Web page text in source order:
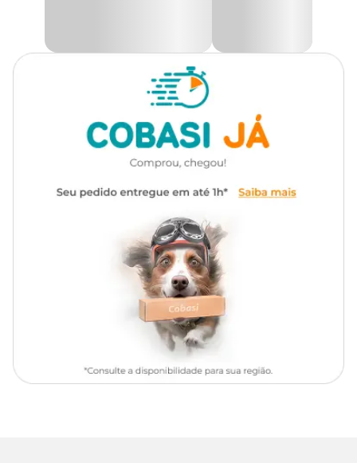
Sem transgênico
Barkkies
Unissex
momento único de felicidade para o seu cão!
Só aqui na Cobasi você encontra oPetisco Natural Cães
Barkkies Sushi Frango com preçoespecial. Compre pelo site,
app ou em uma de nossas lojas.
Composição Básica
e proteína de soja isolada
Quando dar petisco para cachorro?
O petisco é muito usado durante o adestramento do cachorro.
Acontece que o reforço positivo é uma das maneiras mais
saudáveis e eficazes de educar o pet. Além, é claro, de estreitar a
O petisco serve como motivação para o cachorro, que passa a ser
estimulado a responder os comandos do tutor. Para esse treino, é
importante escolher petiscos de alta palatabilidade e menor teor
calórico, para evitar chances de obesidade canina. Ou seja, separe o